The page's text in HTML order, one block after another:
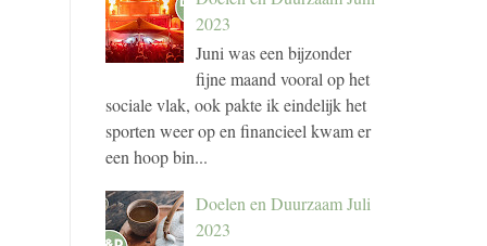
2023
Juni was een bijzonder
fijne maand vooral op het
sociale vlak, ook pakte ik eindelijk het
sporten weer op en financieel kwam er
een hoop bin...
Doelen en Duurzaam Juli
2023